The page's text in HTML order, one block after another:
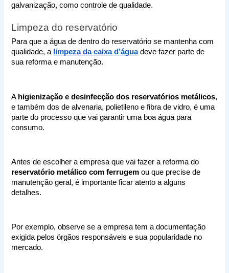
galvanização, como controle de qualidade.
Limpeza do reservatório
Para que a água de dentro do reservatório se mantenha com
qualidade, a limpeza da caixa d’água deve fazer parte de
sua reforma e manutenção.
A higienização e desinfecção dos reservatórios metálicos,
e também dos de alvenaria, polietileno e fibra de vidro, é uma
parte do processo que vai garantir uma boa água para
consumo.
reservatório metálico com ferrugem ou que precise de
manutenção geral, é importante ficar atento a alguns
detalhes.
Por exemplo, observe se a empresa tem a documentação
exigida pelos órgãos responsáveis e sua popularidade no
mercado.